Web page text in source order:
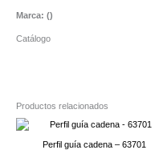
Marca: ()
Catálogo
Productos relacionados
Perfil guía cadena – 63701